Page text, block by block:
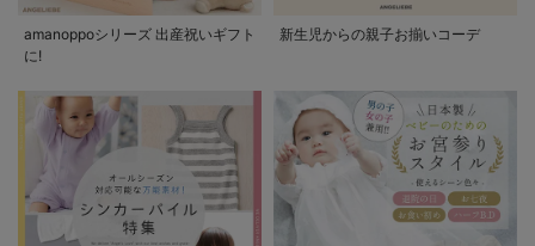
amanoppoシリーズ 出産祝いギフト
に!
新生児からの親子お揃いコーデ